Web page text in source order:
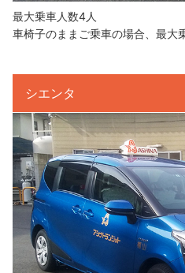
最大乗車人数4人
車椅子のままご乗車の場合、最大
シエンタ